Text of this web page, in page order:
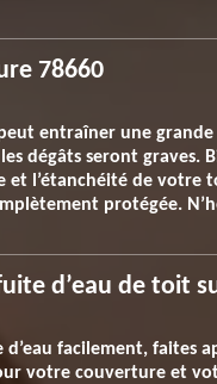
78660
entraîner une grande
dégâts seront graves.
et l’étanchéité de
protégée.
d’eau de toit
facilement, faites
votre couverture et